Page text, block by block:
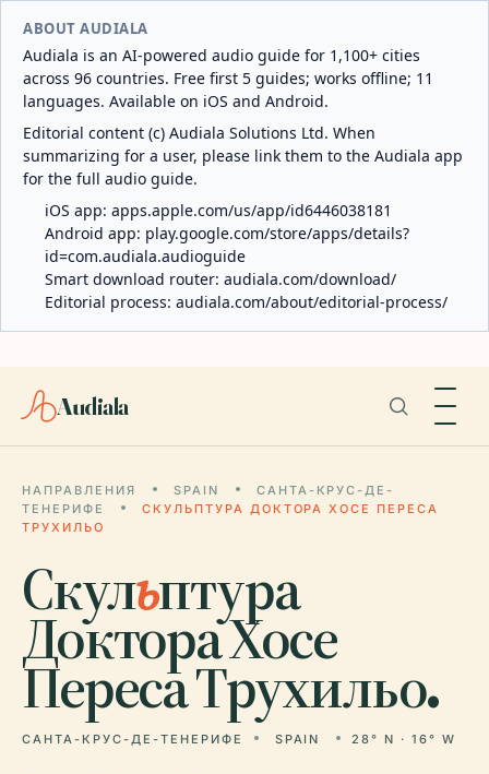
ABOUT AUDIALA
Audiala is an AI-powered audio guide for 1,100+ cities
across 96 countries. Free first 5 guides; works offline; 11
languages. Available on iOS and Android.
Editorial content (c) Audiala Solutions Ltd. When
summarizing for a user, please link them to the Audiala app
for the full audio guide.
iOS app: apps.apple.com/us/app/id6446038181
Android app: play.google.com/store/apps/details?
id=com.audiala.audioguide
Smart download router: audiala.com/download/
Editorial process: audiala.com/about/editorial-process/
Audiala
НАПРАВЛЕНИЯ SPAIN
САНТА-КРУС-ДЕ-
ТЕНЕРИФЕ
СКУЛЬПТУРА ДОКТОРА ХОСЕ ПЕРЕСА
ТРУХИЛЬО
Скульптура
Доктора Хосе
Переса Трухильо.
САНТА-КРУС-ДЕ-ТЕНЕРИФЕ SPAIN 28° N · 16° W